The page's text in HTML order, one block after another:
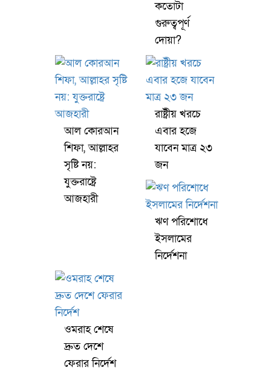
কতোটা
গুরুত্বপূর্ণ
দোয়া?
আল কোরআন
শিফা, আল্লাহর
সৃষ্টি নয়:
যুক্তরাষ্ট্রে
আজহারী
রাষ্ট্রীয় খরচে
এবার হজে
যাবেন মাত্র ২৩
জন
ঋণ পরিশোধে
ইসলামের
নির্দেশনা
ওমরাহ শেষে
দ্রুত দেশে
ফেরার নির্দেশ